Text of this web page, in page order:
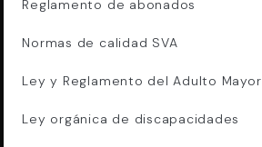
Reglamento de abonados
Normas de calidad SVA
Ley y Reglamento del Adulto Mayor
Ley orgánica de discapacidades